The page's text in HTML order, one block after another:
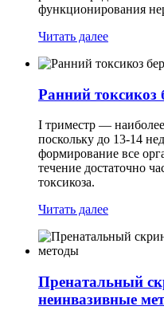
функционирования
Читать далее
Ранний токсикоз
I триместр —
поскольку до 13-14
формирование все
течение достаточно
токсикоза.
Читать далее
Пренатальный
неинвазивные